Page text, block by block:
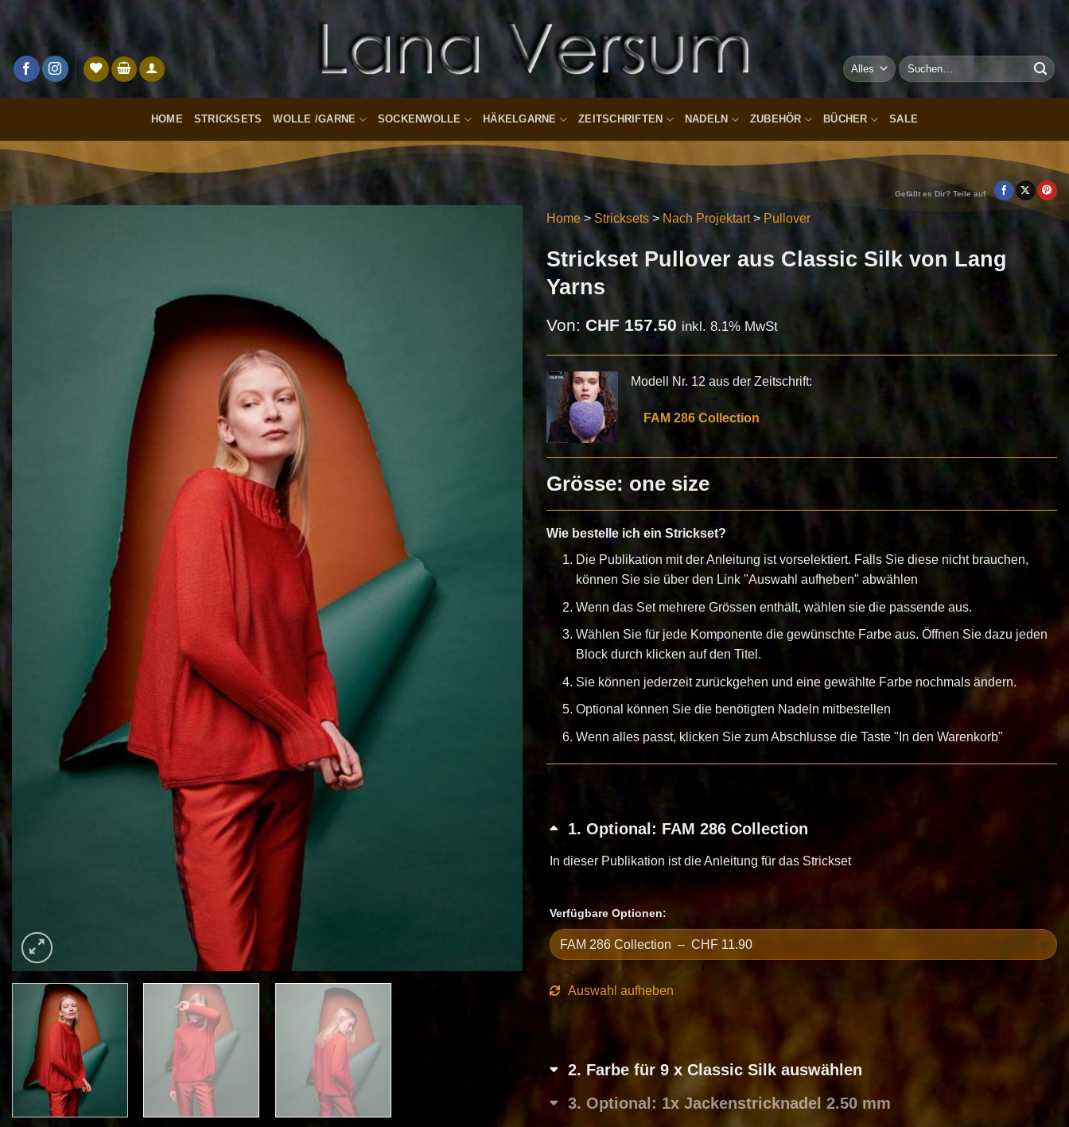
Suchen
nach:
HOME STRICKSETS WOLLE /GARNE SOCKENWOLLE HÄKELGARNE ZEITSCHRIFTEN NADELN ZUBEHÖR BÜCHER SALE
Gefällt es Dir? Teile auf
Home > Stricksets > Nach Projektart> Pullover
Strickset Pullover aus Classic Silk von Lang
Yarns
Von: CHF 157.50 inkl. 8.1% MwSt
Modell Nr. 12 aus der Zeitschrift:
FAM 286 Collection
Grösse: one size
Wie bestelle ich ein Strickset?
Die Publikation mit der Anleitung ist vorselektiert. Falls Sie diese nicht brauchen,
können Sie sie über den Link "Auswahl aufheben" abwählen
Wenn das Set mehrere Grössen enthält, wählen sie die passende aus.
Wählen Sie für jede Komponente die gewünschte Farbe aus. Öffnen Sie dazu jeden
Block durch klicken auf den Titel.
Sie können jederzeit zurückgehen und eine gewählte Farbe nochmals ändern.
Optional können Sie die benötigten Nadeln mitbestellen
Wenn alles passt, klicken Sie zum Abschlusse die Taste "In den Warenkorb"
1 Optional: FAM 286 Collection
In dieser Publikation ist die Anleitung für das Strickset
Verfügbare Optionen:
Auswahl aufheben
2 Farbe für 9 x Classic Silk auswählen
3 Optional: 1x Jackenstricknadel 2.50 mm